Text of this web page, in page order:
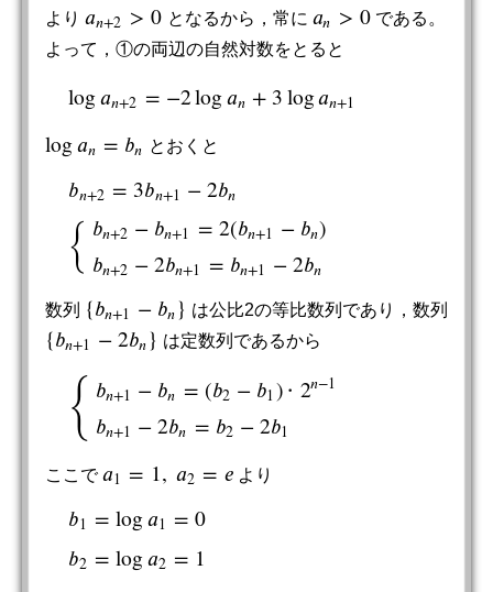
より𝑎𝑛+2 > 0
an+2 >0 となるから，常に 𝑎𝑛 > 0
an >0
である。
よって，①の両辺の自然対数をとると
log𝑎𝑛+2 = −2log𝑎𝑛 + 3log𝑎𝑛+1
logan 2= −2logan+3 loga n+1
log𝑎𝑛 = 𝑏𝑛
logan= bn とおくと
𝑏𝑛+2 = 3𝑏𝑛+1 −2𝑏𝑛
{ 𝑏𝑛+2 − 𝑏𝑛+1 = 2(𝑏𝑛+1 − 𝑏𝑛)
𝑏𝑛+2 −2𝑏𝑛+1 = 𝑏𝑛+1 −2𝑏𝑛
2 =3bn+ 1− 2b n{ bn+2−bn +1 =2 (bn+
数列 {𝑏𝑛+1 − 𝑏𝑛}
{ bn+1 −bn} は公比2の等比数列であり，数列
{𝑏𝑛+1 −2𝑏𝑛}
{ bn+1 −2bn} は定数列であるから
{ 𝑏𝑛+1 − 𝑏𝑛 = (𝑏2 − 𝑏1) ∙ 2𝑛−1
𝑏𝑛+1 −2𝑏𝑛 = 𝑏2 −2𝑏1
+
ここで𝑎1 = 1, 𝑎2 = 𝑒
a1 =1, a2 =e より
𝑏1 = log𝑎1 = 0
𝑏2 = log𝑎2 = 1